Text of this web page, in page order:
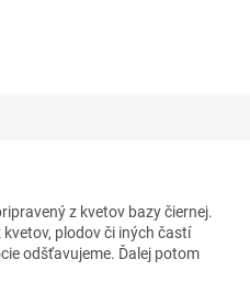
z kvetov bazy čiernej.
plodov či iných častí
odšťavujeme. Ďalej potom